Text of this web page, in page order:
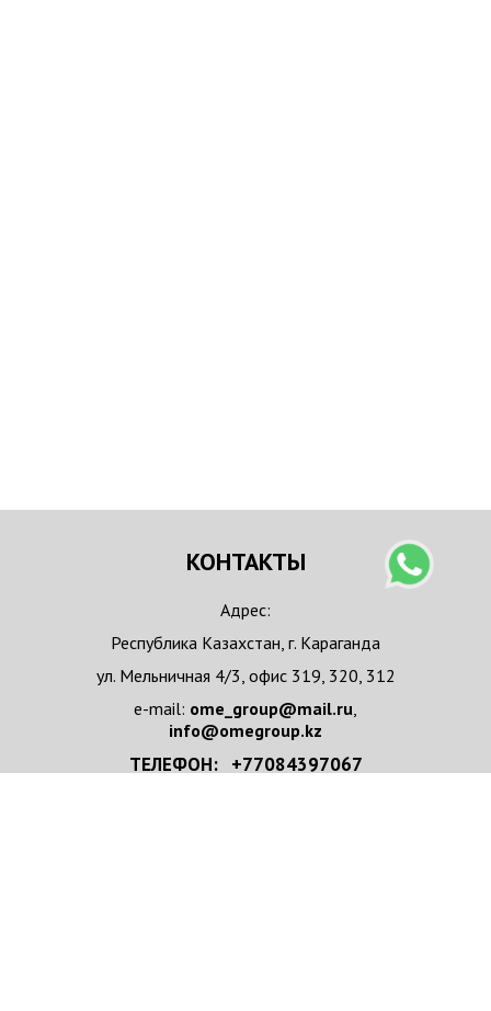
КОНТАКТЫ
Адрес:
Республика Казахстан, г. Караганда
ул. Мельничная 4/3, офис 319, 320, 312
e-mail: ome_group@mail.ru,
info@omegroup.kz
ТЕЛЕФОН: +77084397067